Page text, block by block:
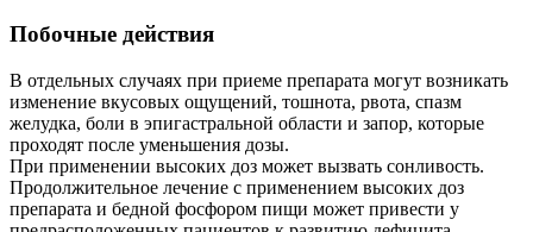
Побочные действия
В отдельных случаях при приеме препарата могут возникать
изменение вкусовых ощущений, тошнота, рвота, спазм
желудка, боли в эпигастральной области и запор, которые
проходят после уменьшения дозы.
При применении высоких доз может вызвать сонливость.
Продолжительное лечение с применением высоких доз
препарата и бедной фосфором пищи может привести у